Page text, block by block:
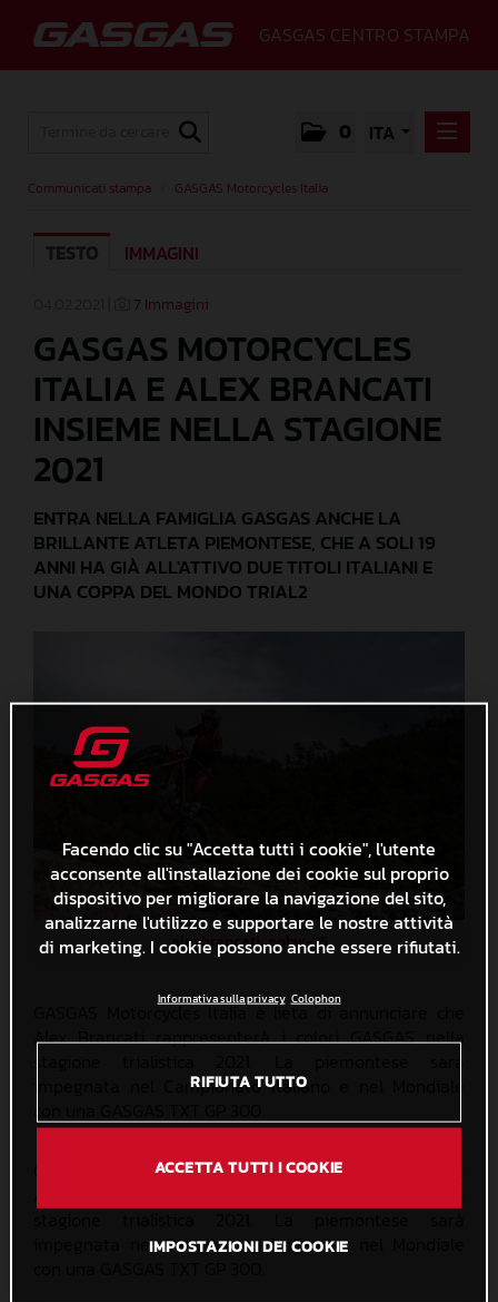
GASGAS CENTRO STAMPA
0 ITA
MEDIA
GASGAS
CONTATTI
Communicati stampa GASGAS Motorcycles Italia
TESTO IMMAGINI
7 Immagini
GASGAS MOTORCYCLES
ITALIA E ALEX BRANCATI
INSIEME NELLA STAGIONE
2021
ENTRA NELLA FAMIGLIA GASGAS ANCHE LA
BRILLANTE ATLETA PIEMONTESE, CHE A SOLI 19
ANNI HA GIÀ ALL'ATTIVO DUE TITOLI ITALIANI E
UNA COPPA DEL MONDO TRIAL2
alexbrancati_nobw-25
GASGAS Motorcycles Italia è lieta di annunciare che
Alex Brancati rappresenterà i colori GASGAS nella
impegnata nel Campionato Italiano e nel Mondiale
GASGAS Motorcycles Italia è lieta di annunciare che
impegnata nel Campionato Italiano e nel Mondiale
Facendo clic su "Accetta tutti i cookie", l'utente
acconsente all'installazione dei cookie sul proprio
dispositivo per migliorare la navigazione del sito,
analizzarne l'utilizzo e supportare le nostre attività
di marketing. I cookie possono anche essere rifiutati.
Informativa sulla privacy Colophon
RIFIUTA TUTTO
ACCETTA TUTTI I COOKIE
IMPOSTAZIONI DEI COOKIE